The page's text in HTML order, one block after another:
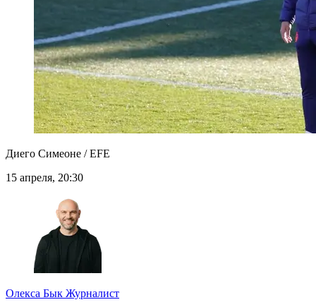
Диего Симеоне / EFE
15 апреля, 20:30
Олекса Бык Журналист